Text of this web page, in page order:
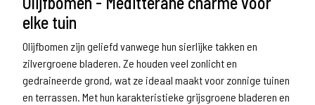
elke tuin
Olijfbomen zijn geliefd vanwege hun sierlijke takken en
zilvergroene bladeren. Ze houden veel zonlicht en
gedraineerde grond, wat ze ideaal maakt voor zonnige tuinen
en terrassen. Met hun karakteristieke grijsgroene bladeren en